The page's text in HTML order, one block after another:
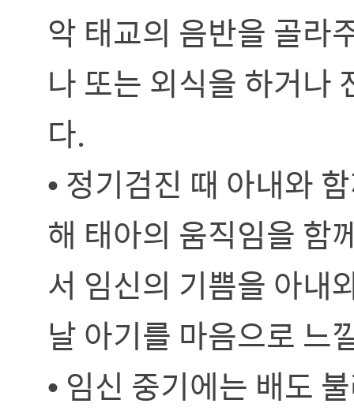
악 태교의 음반을 골라
나 또는 외식을 하거나
다.
• 정기검진 때 아내와
해 태아의 움직임을 함
서 임신의 기쁨을 아내
날 아기를 마음으로 느
• 임신 중기에는 배도